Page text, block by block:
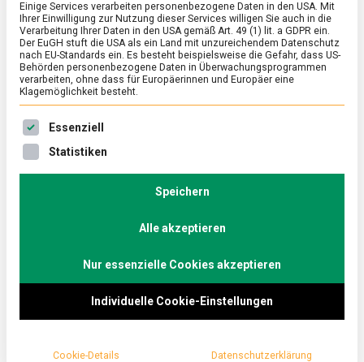
ERNÄHRUNG & GESUNDHEIT /FEATURED/KULTUR
Knackige Schönheit: Lotos
26. Mai 2023 Johannes
Knackige
Ob im Asiafood, als Snack oder im Teich – Lotos und
Seerosen bestechen immer mit ihrer Ästhetik. Als
einem der ersten Werke der abendländischen
exotisch gelten, spielen sie möglicherweise eine
Lebensmittelmagazin.de schaute sich die
Einige Services verarbeiten personenbezogene Daten in den USA. Mit
Ihrer Einwilligung zur Nutzung dieser Services willigen Sie auch in die
Verarbeitung Ihrer Daten in den USA gemäß Art. 49 (1) lit. a GDPR ein.
Der EuGH stuft die USA als ein Land mit unzureichendem Datenschutz
nach EU-Standards ein. Es besteht beispielsweise die Gefahr, dass US-
Behörden personenbezogene Daten in Überwachungsprogrammen
verarbeiten, ohne dass für Europäerinnen und Europäer eine
Klagemöglichkeit besteht.
Es folgt eine Liste der Service-Gruppen, für die eine
Essenziell
Statistiken
Speichern
Alle akzeptieren
Nur essenzielle Cookies akzeptieren
Individuelle Cookie-Einstellungen
Cookie-Details Datenschutzerklärung